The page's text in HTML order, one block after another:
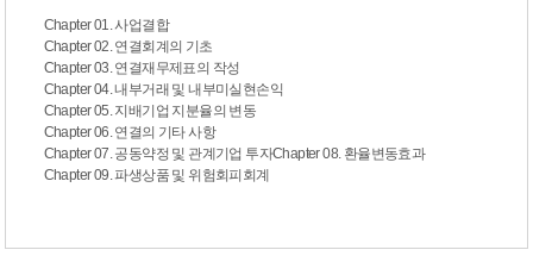
Chapter 01. 사업결합
Chapter 02. 연결회계의 기초
Chapter 03. 연결재무제표의 작성
Chapter 04. 내부거래 및 내부미실현손익
Chapter 05. 지배기업 지분율의 변동
Chapter 06. 연결의 기타 사항
Chapter 07. 공동약정 및 관계기업 투자Chapter 08. 환율변동효과
Chapter 09. 파생상품 및 위험회피회계